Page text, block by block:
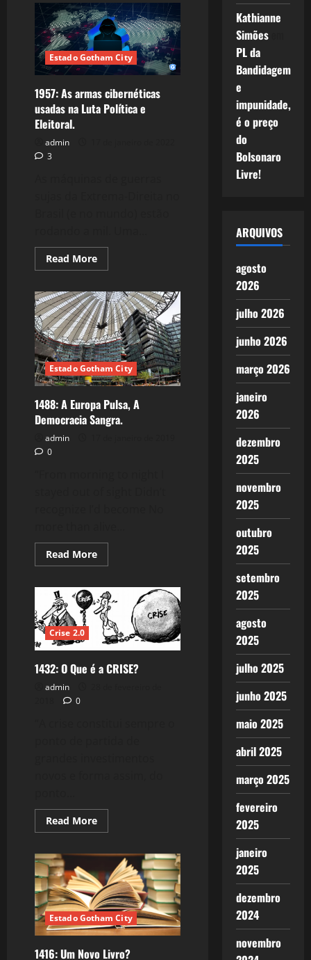
A
Carteirada
como
método.
Estado Gotham City
1957: As armas cibernéticas
usadas na Luta Política e
Eleitoral.
admin
3
Read MoreRead
more
As
armas
cibernéticas
usadas
na
Luta
Política
e
Eleitoral.
Estado Gotham City
1488: A Europa Pulsa, A
Democracia Sangra.
admin
0
Read MoreRead
more
A
Europa
Pulsa,
A
Democracia
Sangra.
Crise 2.0
1432: O Que é a CRISE?
admin
0
Read MoreRead
more
O
Que
é
a
CRISE?
Estado Gotham City
1416: Um Novo Livro?
Kathianne
Simõesem
PL da
Bandidagem
e
impunidade,
é o preço
do
Bolsonaro
Livre!
ARQUIVOS
agosto
2026
julho 2026
junho 2026
março 2026
janeiro
2026
dezembro
2025
novembro
2025
outubro
2025
setembro
2025
agosto
2025
julho 2025
junho 2025
maio 2025
abril 2025
março 2025
fevereiro
2025
janeiro
2025
dezembro
2024
novembro